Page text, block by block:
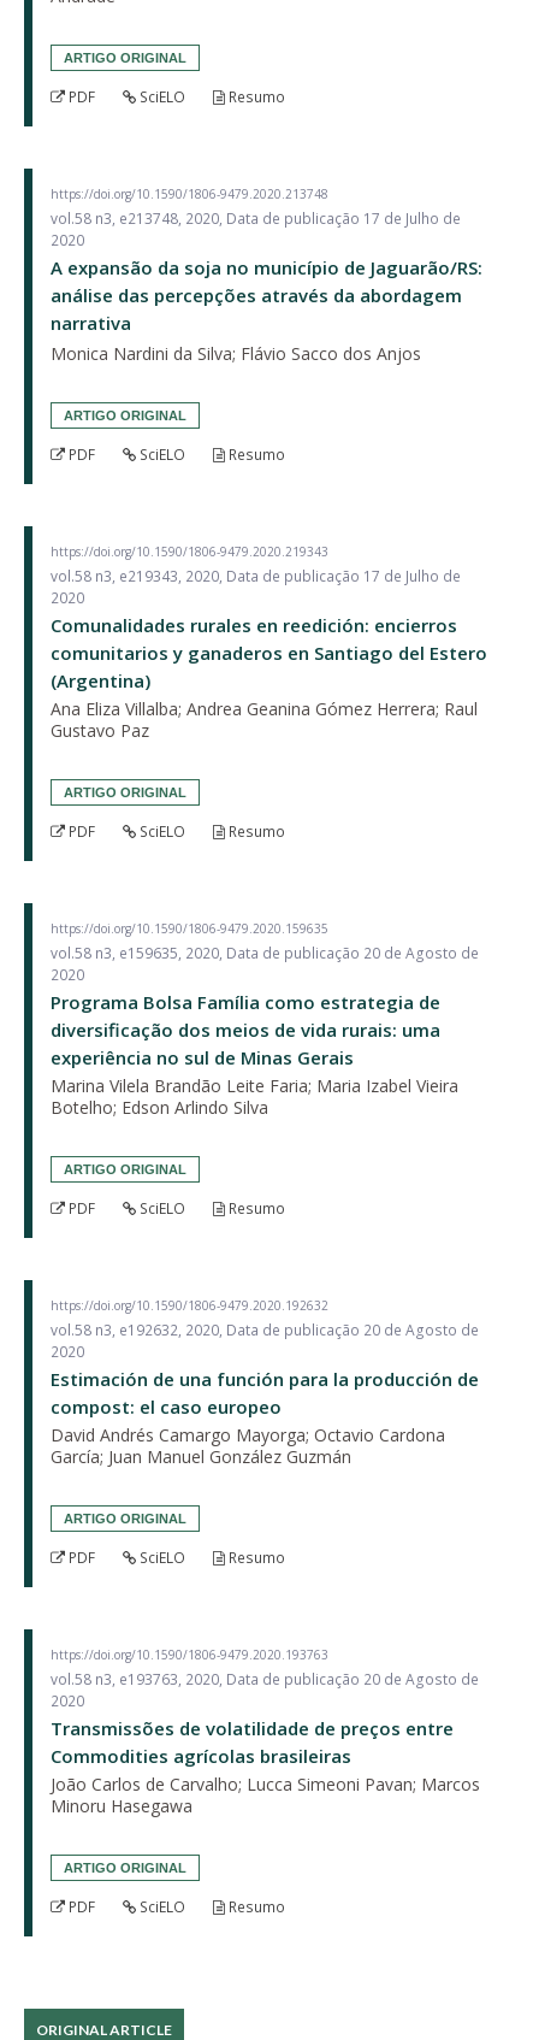
ARTIGO ORIGINAL
PDF SciELO Resumo
https://doi.org/10.1590/1806-9479.2020.213748
vol.58 n3, e213748, 2020, Data de publicação 17 de Julho de
2020
A expansão da soja no município de Jaguarão/RS:
análise das percepções através da abordagem
narrativa
Monica Nardini da Silva; Flávio Sacco dos Anjos
ARTIGO ORIGINAL
PDF SciELO Resumo
https://doi.org/10.1590/1806-9479.2020.219343
vol.58 n3, e219343, 2020, Data de publicação 17 de Julho de
2020
Comunalidades rurales en reedición: encierros
comunitarios y ganaderos en Santiago del Estero
(Argentina)
Ana Eliza Villalba; Andrea Geanina Gómez Herrera; Raul
Gustavo Paz
ARTIGO ORIGINAL
PDF SciELO Resumo
https://doi.org/10.1590/1806-9479.2020.159635
vol.58 n3, e159635, 2020, Data de publicação 20 de Agosto de
2020
Programa Bolsa Família como estrategia de
diversificação dos meios de vida rurais: uma
experiência no sul de Minas Gerais
Marina Vilela Brandão Leite Faria; Maria Izabel Vieira
Botelho; Edson Arlindo Silva
ARTIGO ORIGINAL
PDF SciELO Resumo
https://doi.org/10.1590/1806-9479.2020.192632
vol.58 n3, e192632, 2020, Data de publicação 20 de Agosto de
2020
Estimación de una función para la producción de
compost: el caso europeo
David Andrés Camargo Mayorga; Octavio Cardona
García; Juan Manuel González Guzmán
ARTIGO ORIGINAL
PDF SciELO Resumo
https://doi.org/10.1590/1806-9479.2020.193763
vol.58 n3, e193763, 2020, Data de publicação 20 de Agosto de
2020
Transmissões de volatilidade de preços entre
Commodities agrícolas brasileiras
João Carlos de Carvalho; Lucca Simeoni Pavan; Marcos
Minoru Hasegawa
ARTIGO ORIGINAL
PDF SciELO Resumo
ORIGINAL ARTICLE